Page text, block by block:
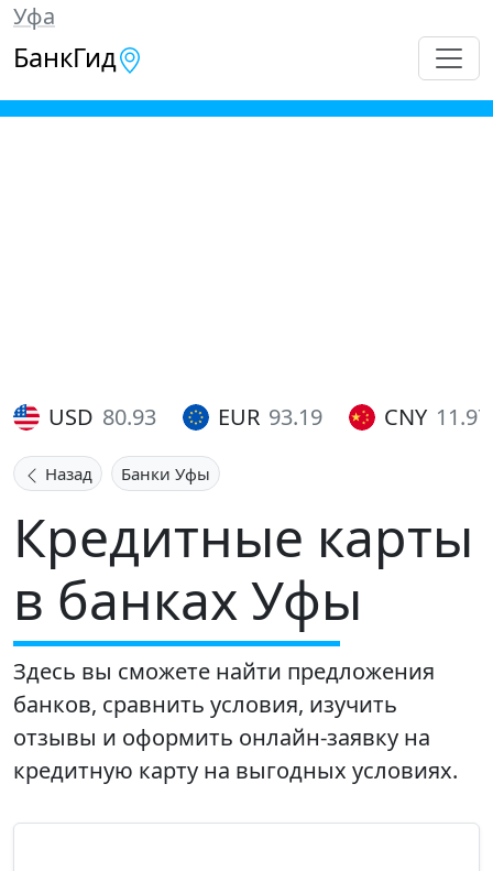
Уфа
БанкГид
USD 80.93 EUR 93.19 CNY 11.97
Назад Банки Уфы
Кредитные карты
в банках Уфы
Здесь вы сможете найти предложения
банков, сравнить условия, изучить
отзывы и оформить онлайн-заявку на
кредитную карту на выгодных условиях.